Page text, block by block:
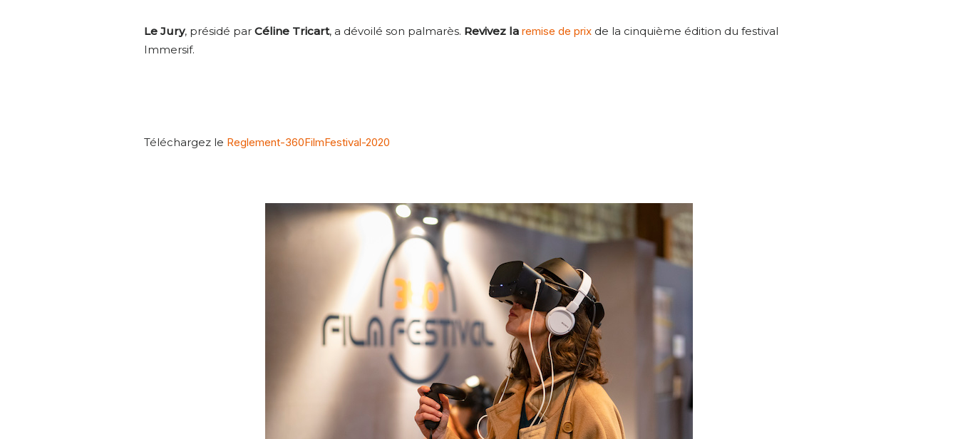
Le Jury, présidé par Céline Tricart, a dévoilé son palmarès. Revivez la remise de prix de la cinquième édition du festival
Immersif.
Téléchargez le Reglement-360FilmFestival-2020